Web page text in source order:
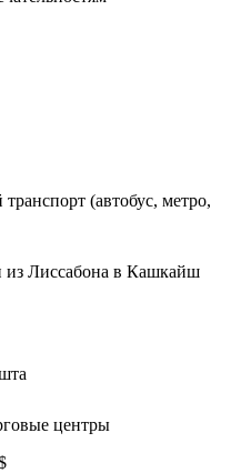
(автобус, метро,
из Лиссабона в Кашкайш
центры